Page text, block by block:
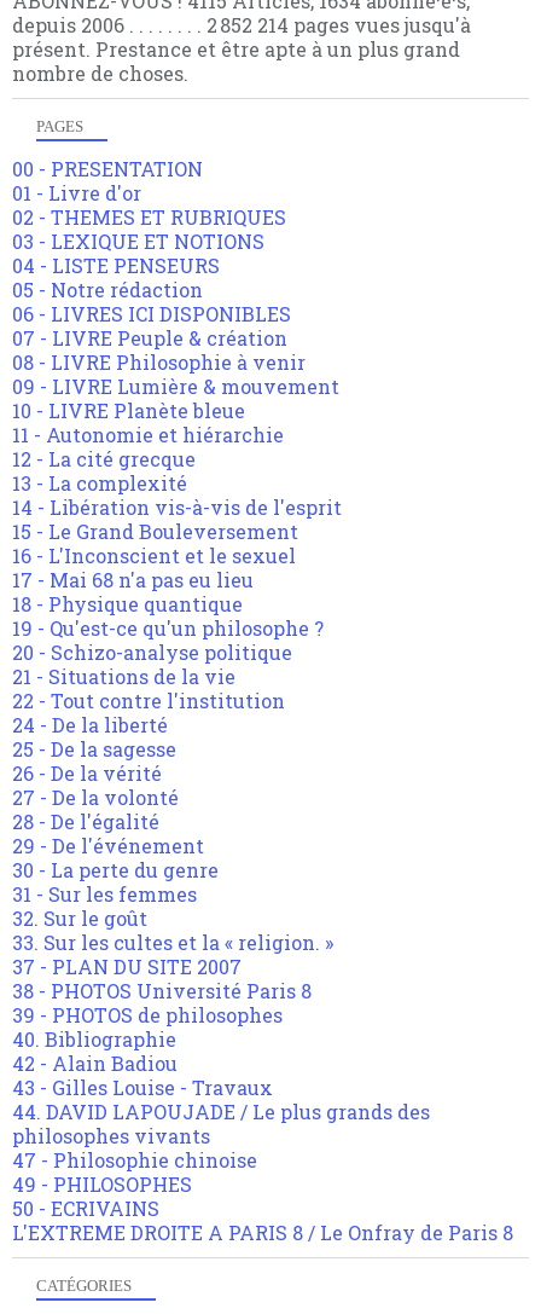
depuis 2006 . . . . . . . . 2 852 214 pages vues jusqu'à
présent. Prestance et être apte à un plus grand
nombre de choses.
PAGES
00 - PRESENTATION
01 - Livre d'or
02 - THEMES ET RUBRIQUES
03 - LEXIQUE ET NOTIONS
04 - LISTE PENSEURS
05 - Notre rédaction
06 - LIVRES ICI DISPONIBLES
07 - LIVRE Peuple & création
08 - LIVRE Philosophie à venir
09 - LIVRE Lumière & mouvement
10 - LIVRE Planète bleue
11 - Autonomie et hiérarchie
12 - La cité grecque
13 - La complexité
14 - Libération vis-à-vis de l'esprit
15 - Le Grand Bouleversement
16 - L'Inconscient et le sexuel
17 - Mai 68 n'a pas eu lieu
18 - Physique quantique
19 - Qu'est-ce qu'un philosophe ?
20 - Schizo-analyse politique
21 - Situations de la vie
22 - Tout contre l'institution
24 - De la liberté
25 - De la sagesse
26 - De la vérité
27 - De la volonté
28 - De l'égalité
29 - De l'événement
30 - La perte du genre
31 - Sur les femmes
32. Sur le goût
33. Sur les cultes et la « religion. »
37 - PLAN DU SITE 2007
38 - PHOTOS Université Paris 8
39 - PHOTOS de philosophes
40. Bibliographie
42 - Alain Badiou
43 - Gilles Louise - Travaux
44. DAVID LAPOUJADE / Le plus grands des
philosophes vivants
47 - Philosophie chinoise
49 - PHILOSOPHES
50 - ECRIVAINS
L'EXTREME DROITE A PARIS 8 / Le Onfray de Paris 8
CATÉGORIES